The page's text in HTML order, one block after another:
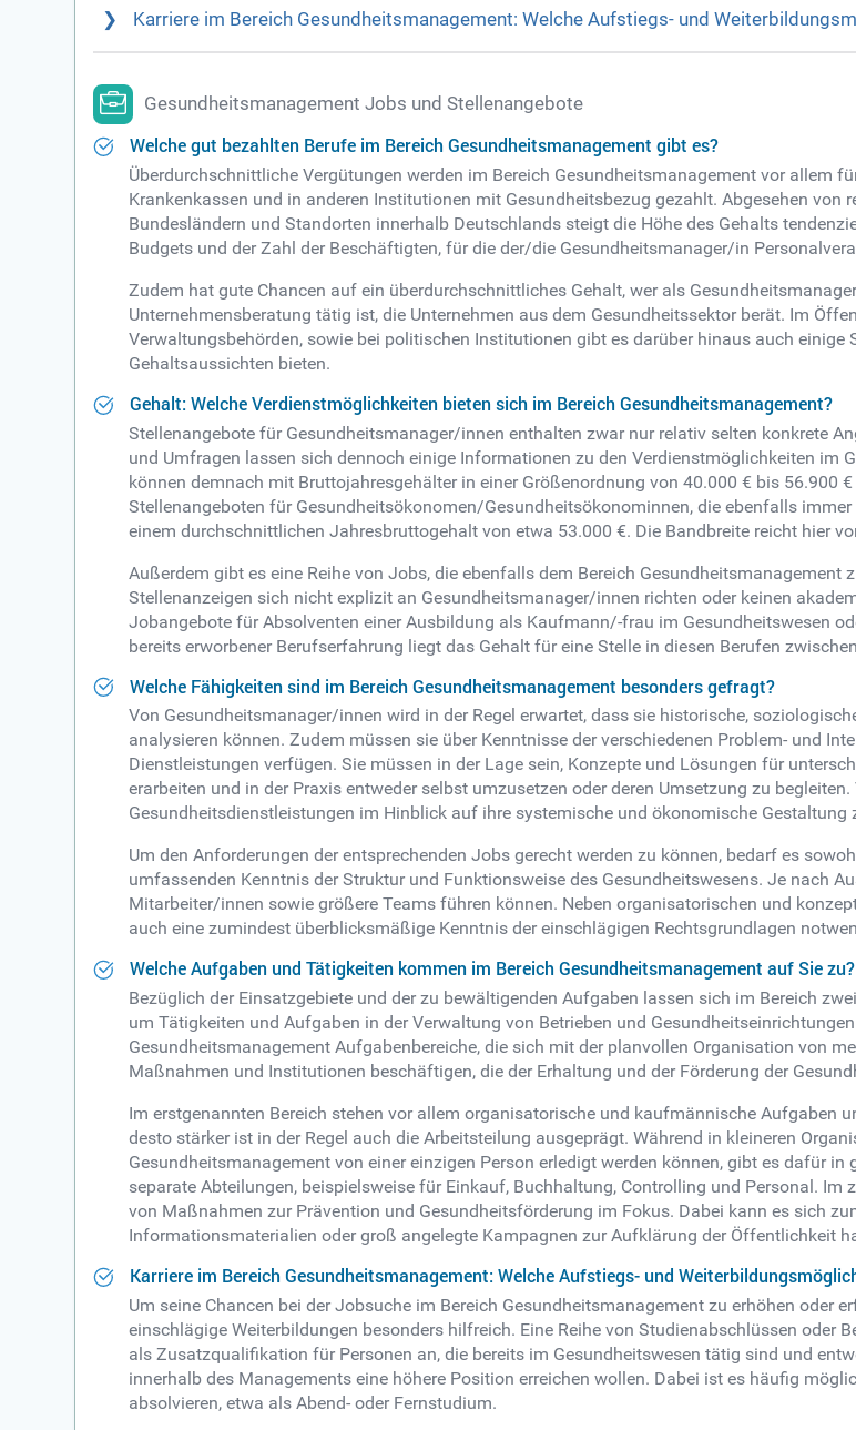
Karriere im Bereich Gesundheitsmanagement: Welche Aufstiegs- und
Gesundheitsmanagement Jobs und Stellenangebote
Welche gut bezahlten Berufe im Bereich Gesundheitsmanagement gibt es?
Überdurchschnittliche Vergütungen werden im Bereich Gesundheitsmanagement vor allem
Krankenkassen und in anderen Institutionen mit Gesundheitsbezug gezahlt. Abgesehen von
Bundesländern und Standorten innerhalb Deutschlands steigt die Höhe des Gehalts
Budgets und der Zahl der Beschäftigten, für die der/die Gesundheitsmanager/in
Zudem hat gute Chancen auf ein überdurchschnittliches Gehalt, wer als
Unternehmensberatung tätig ist, die Unternehmen aus dem Gesundheitssektor berät. Im
Verwaltungsbehörden, sowie bei politischen Institutionen gibt es darüber hinaus auch
Gehaltsaussichten bieten.
Gehalt: Welche Verdienstmöglichkeiten bieten sich im Bereich Gesundheitsmanagement?
Stellenangebote für Gesundheitsmanager/innen enthalten zwar nur relativ selten konkrete
und Umfragen lassen sich dennoch einige Informationen zu den Verdienstmöglichkeiten im
können demnach mit Bruttojahresgehälter in einer Größenordnung von 40.000 € bis 56.900
Stellenangeboten für Gesundheitsökonomen/Gesundheitsökonominnen, die ebenfalls
einem durchschnittlichen Jahresbruttogehalt von etwa 53.000 €. Die Bandbreite reicht hier
Außerdem gibt es eine Reihe von Jobs, die ebenfalls dem Bereich Gesundheitsmanagement
Stellenanzeigen sich nicht explizit an Gesundheitsmanager/innen richten oder keinen
Jobangebote für Absolventen einer Ausbildung als Kaufmann/-frau im Gesundheitswesen
bereits erworbener Berufserfahrung liegt das Gehalt für eine Stelle in diesen Berufen
Welche Fähigkeiten sind im Bereich Gesundheitsmanagement besonders gefragt?
Von Gesundheitsmanager/innen wird in der Regel erwartet, dass sie historische,
analysieren können. Zudem müssen sie über Kenntnisse der verschiedenen Problem- und
Dienstleistungen verfügen. Sie müssen in der Lage sein, Konzepte und Lösungen für
erarbeiten und in der Praxis entweder selbst umzusetzen oder deren Umsetzung zu
Gesundheitsdienstleistungen im Hinblick auf ihre systemische und ökonomische Gestaltung
Um den Anforderungen der entsprechenden Jobs gerecht werden zu können, bedarf es
umfassenden Kenntnis der Struktur und Funktionsweise des Gesundheitswesens. Je nach
Mitarbeiter/innen sowie größere Teams führen können. Neben organisatorischen und
auch eine zumindest überblicksmäßige Kenntnis der einschlägigen Rechtsgrundlagen
Welche Aufgaben und Tätigkeiten kommen im Bereich Gesundheitsmanagement auf Sie zu?
Bezüglich der Einsatzgebiete und der zu bewältigenden Aufgaben lassen sich im Bereich
um Tätigkeiten und Aufgaben in der Verwaltung von Betrieben und
Gesundheitsmanagement Aufgabenbereiche, die sich mit der planvollen Organisation von
Maßnahmen und Institutionen beschäftigen, die der Erhaltung und der Förderung der
Im erstgenannten Bereich stehen vor allem organisatorische und kaufmännische Aufgaben
desto stärker ist in der Regel auch die Arbeitsteilung ausgeprägt. Während in kleineren
Gesundheitsmanagement von einer einzigen Person erledigt werden können, gibt es dafür
separate Abteilungen, beispielsweise für Einkauf, Buchhaltung, Controlling und Personal.
von Maßnahmen zur Prävention und Gesundheitsförderung im Fokus. Dabei kann es sich
Informationsmaterialien oder groß angelegte Kampagnen zur Aufklärung der Öffentlichkeit
Karriere im Bereich Gesundheitsmanagement: Welche Aufstiegs- und
Um seine Chancen bei der Jobsuche im Bereich Gesundheitsmanagement zu erhöhen oder
einschlägige Weiterbildungen besonders hilfreich. Eine Reihe von Studienabschlüssen oder
als Zusatzqualifikation für Personen an, die bereits im Gesundheitswesen tätig sind und
innerhalb des Managements eine höhere Position erreichen wollen. Dabei ist es häufig
absolvieren, etwa als Abend- oder Fernstudium.